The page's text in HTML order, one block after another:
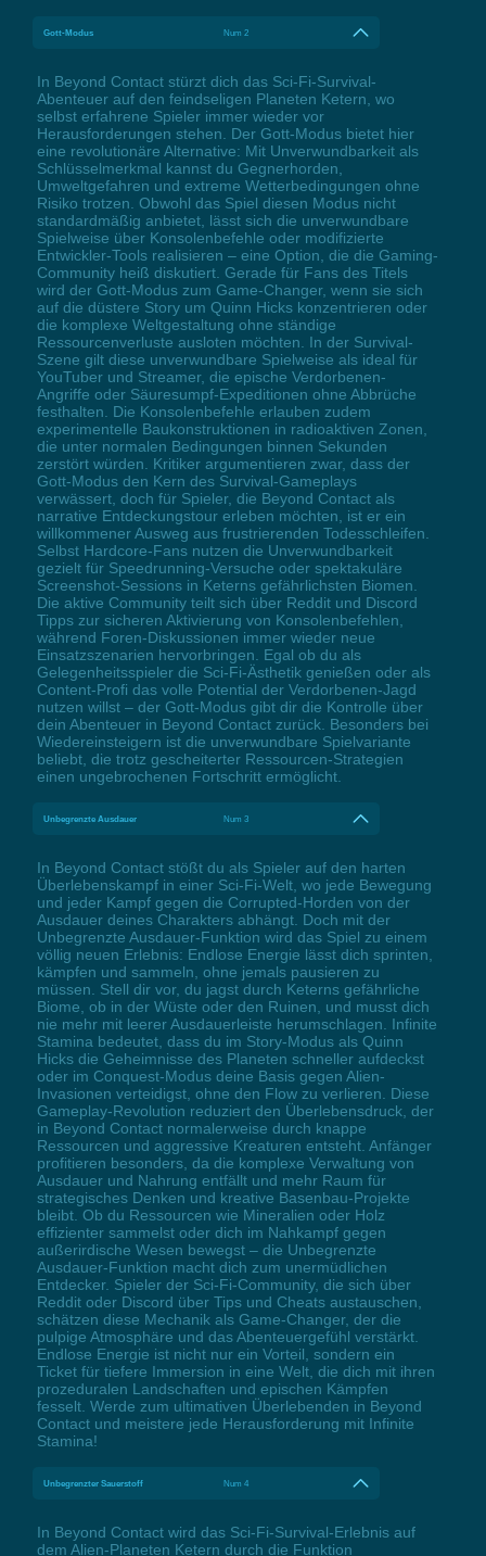
Gott-Modus Num 2
In Beyond Contact stürzt dich das Sci-Fi-Survival-
Abenteuer auf den feindseligen Planeten Ketern, wo
selbst erfahrene Spieler immer wieder vor
Herausforderungen stehen. Der Gott-Modus bietet hier
eine revolutionäre Alternative: Mit Unverwundbarkeit als
Schlüsselmerkmal kannst du Gegnerhorden,
Umweltgefahren und extreme Wetterbedingungen ohne
Risiko trotzen. Obwohl das Spiel diesen Modus nicht
standardmäßig anbietet, lässt sich die unverwundbare
Spielweise über Konsolenbefehle oder modifizierte
Entwickler-Tools realisieren – eine Option, die die Gaming-
Community heiß diskutiert. Gerade für Fans des Titels
wird der Gott-Modus zum Game-Changer, wenn sie sich
auf die düstere Story um Quinn Hicks konzentrieren oder
die komplexe Weltgestaltung ohne ständige
Ressourcenverluste ausloten möchten. In der Survival-
Szene gilt diese unverwundbare Spielweise als ideal für
YouTuber und Streamer, die epische Verdorbenen-
Angriffe oder Säuresumpf-Expeditionen ohne Abbrüche
festhalten. Die Konsolenbefehle erlauben zudem
experimentelle Baukonstruktionen in radioaktiven Zonen,
die unter normalen Bedingungen binnen Sekunden
zerstört würden. Kritiker argumentieren zwar, dass der
Gott-Modus den Kern des Survival-Gameplays
verwässert, doch für Spieler, die Beyond Contact als
narrative Entdeckungstour erleben möchten, ist er ein
willkommener Ausweg aus frustrierenden Todesschleifen.
Selbst Hardcore-Fans nutzen die Unverwundbarkeit
gezielt für Speedrunning-Versuche oder spektakuläre
Screenshot-Sessions in Keterns gefährlichsten Biomen.
Die aktive Community teilt sich über Reddit und Discord
Tipps zur sicheren Aktivierung von Konsolenbefehlen,
während Foren-Diskussionen immer wieder neue
Einsatzszenarien hervorbringen. Egal ob du als
Gelegenheitsspieler die Sci-Fi-Ästhetik genießen oder als
Content-Profi das volle Potential der Verdorbenen-Jagd
nutzen willst – der Gott-Modus gibt dir die Kontrolle über
dein Abenteuer in Beyond Contact zurück. Besonders bei
Wiedereinsteigern ist die unverwundbare Spielvariante
beliebt, die trotz gescheiterter Ressourcen-Strategien
einen ungebrochenen Fortschritt ermöglicht.
Unbegrenzte Ausdauer Num 3
In Beyond Contact stößt du als Spieler auf den harten
Überlebenskampf in einer Sci-Fi-Welt, wo jede Bewegung
und jeder Kampf gegen die Corrupted-Horden von der
Ausdauer deines Charakters abhängt. Doch mit der
Unbegrenzte Ausdauer-Funktion wird das Spiel zu einem
völlig neuen Erlebnis: Endlose Energie lässt dich sprinten,
kämpfen und sammeln, ohne jemals pausieren zu
müssen. Stell dir vor, du jagst durch Keterns gefährliche
Biome, ob in der Wüste oder den Ruinen, und musst dich
nie mehr mit leerer Ausdauerleiste herumschlagen. Infinite
Stamina bedeutet, dass du im Story-Modus als Quinn
Hicks die Geheimnisse des Planeten schneller aufdeckst
oder im Conquest-Modus deine Basis gegen Alien-
Invasionen verteidigst, ohne den Flow zu verlieren. Diese
Gameplay-Revolution reduziert den Überlebensdruck, der
in Beyond Contact normalerweise durch knappe
Ressourcen und aggressive Kreaturen entsteht. Anfänger
profitieren besonders, da die komplexe Verwaltung von
Ausdauer und Nahrung entfällt und mehr Raum für
strategisches Denken und kreative Basenbau-Projekte
bleibt. Ob du Ressourcen wie Mineralien oder Holz
effizienter sammelst oder dich im Nahkampf gegen
außerirdische Wesen bewegst – die Unbegrenzte
Ausdauer-Funktion macht dich zum unermüdlichen
Entdecker. Spieler der Sci-Fi-Community, die sich über
Reddit oder Discord über Tips und Cheats austauschen,
schätzen diese Mechanik als Game-Changer, der die
pulpige Atmosphäre und das Abenteuergefühl verstärkt.
Endlose Energie ist nicht nur ein Vorteil, sondern ein
Ticket für tiefere Immersion in eine Welt, die dich mit ihren
prozeduralen Landschaften und epischen Kämpfen
fesselt. Werde zum ultimativen Überlebenden in Beyond
Contact und meistere jede Herausforderung mit Infinite
Stamina!
Unbegrenzter Sauerstoff Num 4
In Beyond Contact wird das Sci-Fi-Survival-Erlebnis auf
dem Alien-Planeten Ketern durch die Funktion